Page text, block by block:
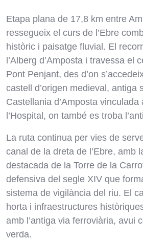
Etapa plana de 17,8 km entre
ressegueix el curs de l’Ebre
històric i paisatge fluvial. El
l’Alberg d’Amposta i travessa el
Pont Penjant, des d’on
castell d’origen medieval, antiga
Castellania d’Amposta vinculada
l’Hospital, on també es troba
La ruta continua per vies de
canal de la dreta de l’Ebre, amb
destacada de la Torre de la
defensiva del segle XIV que
sistema de vigilància del riu. El
horta i infraestructures
amb l’antiga via ferroviària, avui
verda.